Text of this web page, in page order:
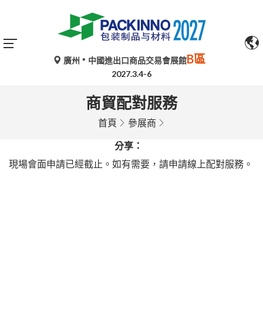
廣州 中國進出口商品交易會展館B區
2027.3.4-6
商貿配對服務
首頁 參展商
分享：
現場會面申請已經截止。如有需要，請申請線上配對服務。